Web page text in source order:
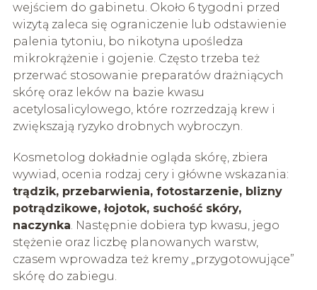
wejściem do gabinetu. Około 6 tygodni przed
wizytą zaleca się ograniczenie lub odstawienie
palenia tytoniu, bo nikotyna upośledza
mikrokrążenie i gojenie. Często trzeba też
przerwać stosowanie preparatów drażniących
skórę oraz leków na bazie kwasu
acetylosalicylowego, które rozrzedzają krew i
zwiększają ryzyko drobnych wybroczyn.
Kosmetolog dokładnie ogląda skórę, zbiera
wywiad, ocenia rodzaj cery i główne wskazania:
trądzik, przebarwienia, fotostarzenie, blizny
potrądzikowe, łojotok, suchość skóry,
naczynka. Następnie dobiera typ kwasu, jego
stężenie oraz liczbę planowanych warstw,
czasem wprowadza też kremy „przygotowujące”
skórę do zabiegu.